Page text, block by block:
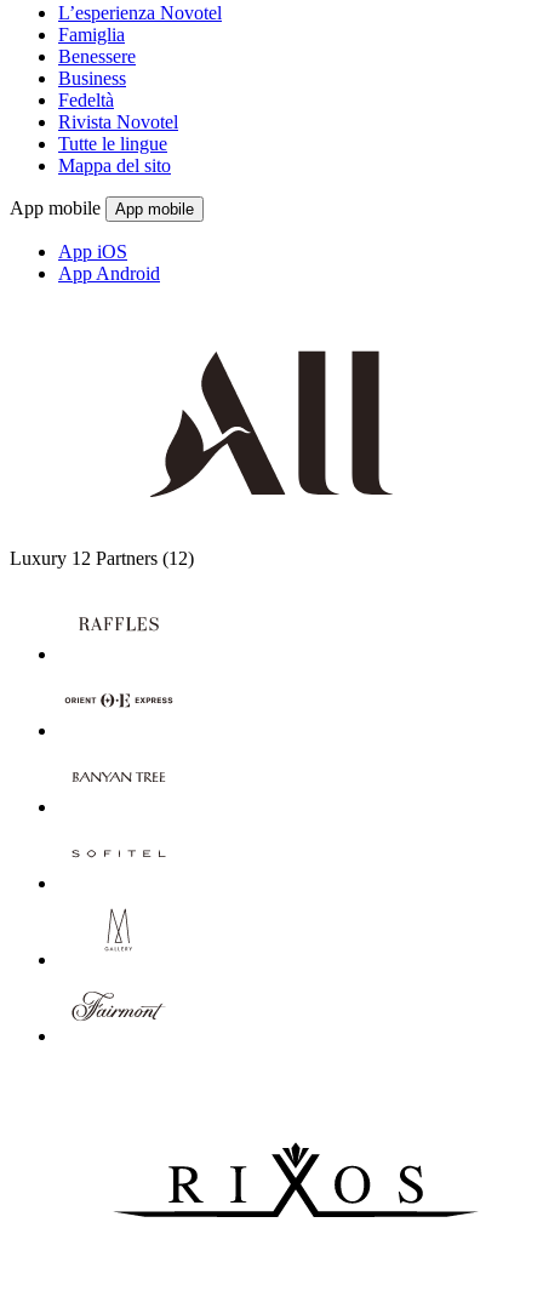
L’esperienza Novotel
Famiglia
Benessere
Business
Fedeltà
Rivista Novotel
Tutte le lingue
Mappa del sito
App mobile App mobile
App iOS
App Android
Luxury 12 Partners (12)